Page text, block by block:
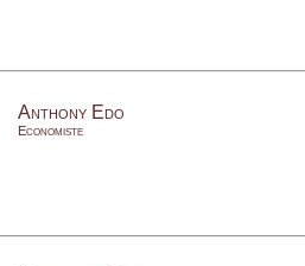
Anthony Edo
Economiste